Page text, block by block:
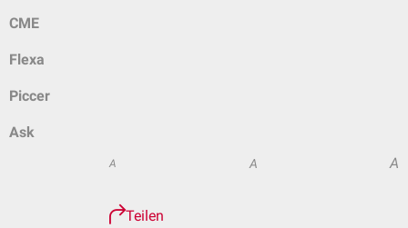
CME
Flexa
Piccer
Ask
A A A
Teilen